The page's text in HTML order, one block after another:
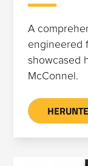
A
engineered
showcased
McConnel.